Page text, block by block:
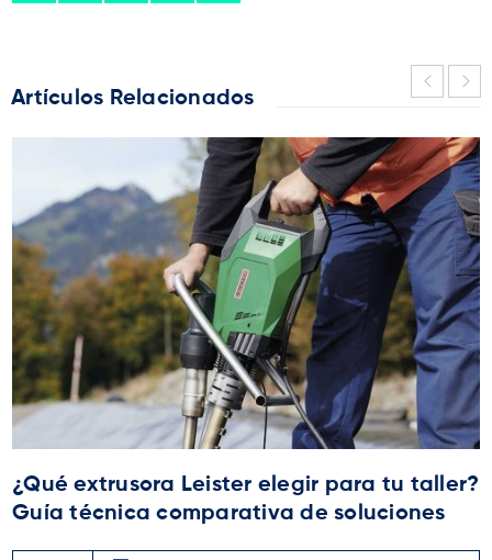
Artículos Relacionados
¿Qué extrusora Leister elegir para tu taller?
Guía técnica comparativa de soluciones